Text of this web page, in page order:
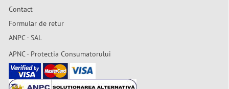
Contact
Formular de retur
ANPC - SAL
APNC - Protectia Consumatorului